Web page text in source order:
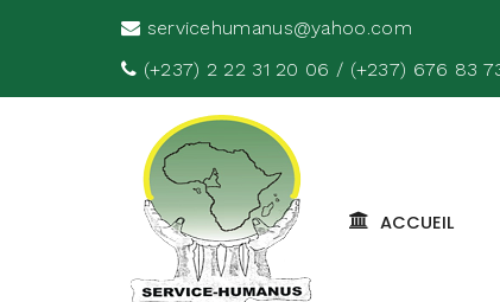
servicehumanus@yahoo.com
(+237) 2 22 31 20 06 / (+237) 676 83
ACCUEIL